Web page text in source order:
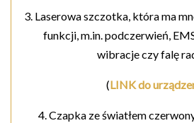
3. Laserowa szczotka, która ma
funkcji, m.in. podczerwień,
wibracje czy falę
(LINK do
4. Czapka ze światłem